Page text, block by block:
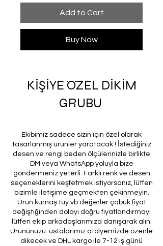
Add to Cart
Buy Now
KİŞİYE ÖZEL DİKİM
GRUBU
Ekibimiz sadece sizin için özel olarak
tasarlanmış ürünler yaratacak ! İstediğiniz
desen ve rengi beden ölçülerinizle birlikte
DM veya WhatsApp yoluyla bize
göndermeniz yeterli. Farklı renk ve desen
seçeneklerini keşfetmek istiyorsanız, lütfen
bizimle iletişime geçmekten çekinmeyin.
Ürün kumaş tüy vb değerler çabuk fiyat
değiştiğinden dolayı doğru fiyatlandırmayı
lütfen ekip arkadaşlarımıza danışarak alın.
Ürününüzü ustalarımız atölyemizde özenle
dikecek ve DHL kargo ile 7-12 iş günü